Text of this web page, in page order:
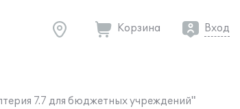
Корзина Вход
7.7 для бюджетных учреждений"